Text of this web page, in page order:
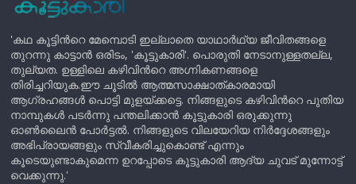
'കഥ കൂട്ടിന്‍റെ മേമ്പൊടി ഇല്ലാതെ യാഥാർഥ്യ ജീവിതങ്ങളെ
തുറന്നു കാട്ടാൻ ഒരിടം, 'കൂട്ടുകാരി'. പൊരുതി നേടാനുള്ളതല്ല,
തുല്യത. ഉള്ളിലെ കഴിവിന്‍റെ അഗ്നികണങ്ങളെ
തിരിച്ചറിയുക.ഈ ചൂടിൽ ആത്മസാക്ഷാത്കാരമായി
ആഗ്രഹങ്ങൾ പൊട്ടി മുളയ്ക്കട്ടെ. നിങ്ങളുടെ കഴിവിന്‍റെ പുതിയ
നാമ്പുകൾ പടർന്നു പന്തലിക്കാൻ കൂട്ടുകാരി ഒരുക്കുന്നു
ഓൺലൈൻ പോർട്ടൽ. നിങ്ങളുടെ വിലയേറിയ നിർദ്ദേശങ്ങളും
അഭിപ്രായങ്ങളും സ്വീകരിച്ചുകൊണ്ട് എന്നും
കൂടെയുണ്ടാകുമെന്ന ഉറപ്പോടെ കൂട്ടുകാരി ആദ്യ ചുവട് മുന്നോട്ട്
വെക്കുന്നു.'